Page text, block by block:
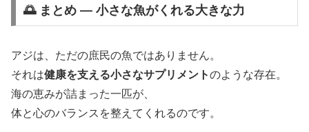
🌅 まとめ ― 小さな魚がくれる大きな力
アジは、ただの庶民の魚ではありません。
それは健康を支える小さなサプリメントのような存在。
海の恵みが詰まった一匹が、
体と心のバランスを整えてくれるのです。